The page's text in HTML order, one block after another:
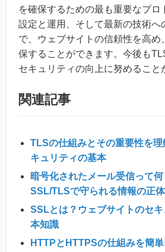
を確保するための最も重要なプロ
設定と運用、そして最新の技術へ
で、ウェブサイトの信頼性を高め
保することができます。今後も
セキュリティの向上に努めること
関連記事
TLSの仕組みとその重要性を
キュリティの基本
暗号化されたメール受信って
SSL/TLSで守られる情報の正体
SSLとは？ウェブサイトのセ
本知識
HTTPとHTTPSの仕組みを簡